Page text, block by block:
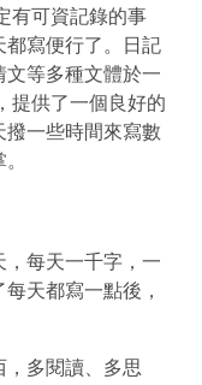
有可資記錄的事
都寫便行了。日記
文等多種文體於一
提供了一個良好的
一些時間來寫數
每天一千字，一
天都寫一點後，
，多閱讀、多思